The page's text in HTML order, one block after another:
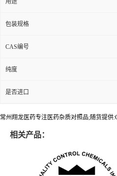
用途
包装规格
CAS编号
纯度
是否进口
常州翔龙医药专注医药杂质对照品;随货提
相关产品：